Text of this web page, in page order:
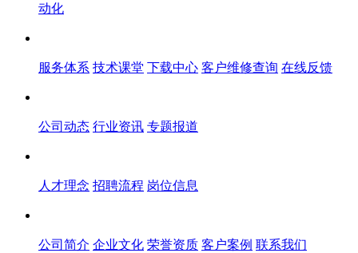
动化
服务体系 技术课堂 下载中心 客户维修查询 在线反馈
公司动态 行业资讯 专题报道
人才理念 招聘流程 岗位信息
公司简介 企业文化 荣誉资质 客户案例 联系我们